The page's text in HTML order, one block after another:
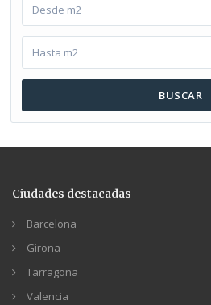
BUSCAR
Ciudades destacadas
Barcelona
Girona
Tarragona
Valencia